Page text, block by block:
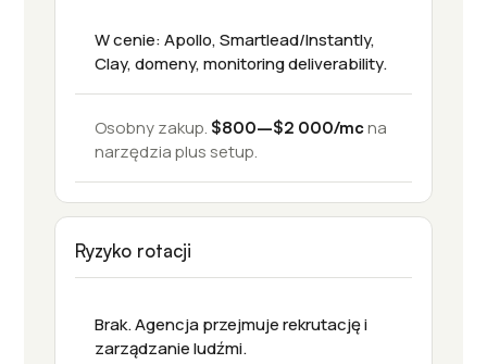
W cenie: Apollo, Smartlead/Instantly,
Clay, domeny, monitoring deliverability.
Osobny zakup. $800–$2 000/mcna
narzędzia plus setup.
Ryzyko rotacji
Brak. Agencja przejmuje rekrutację i
zarządzanie ludźmi.